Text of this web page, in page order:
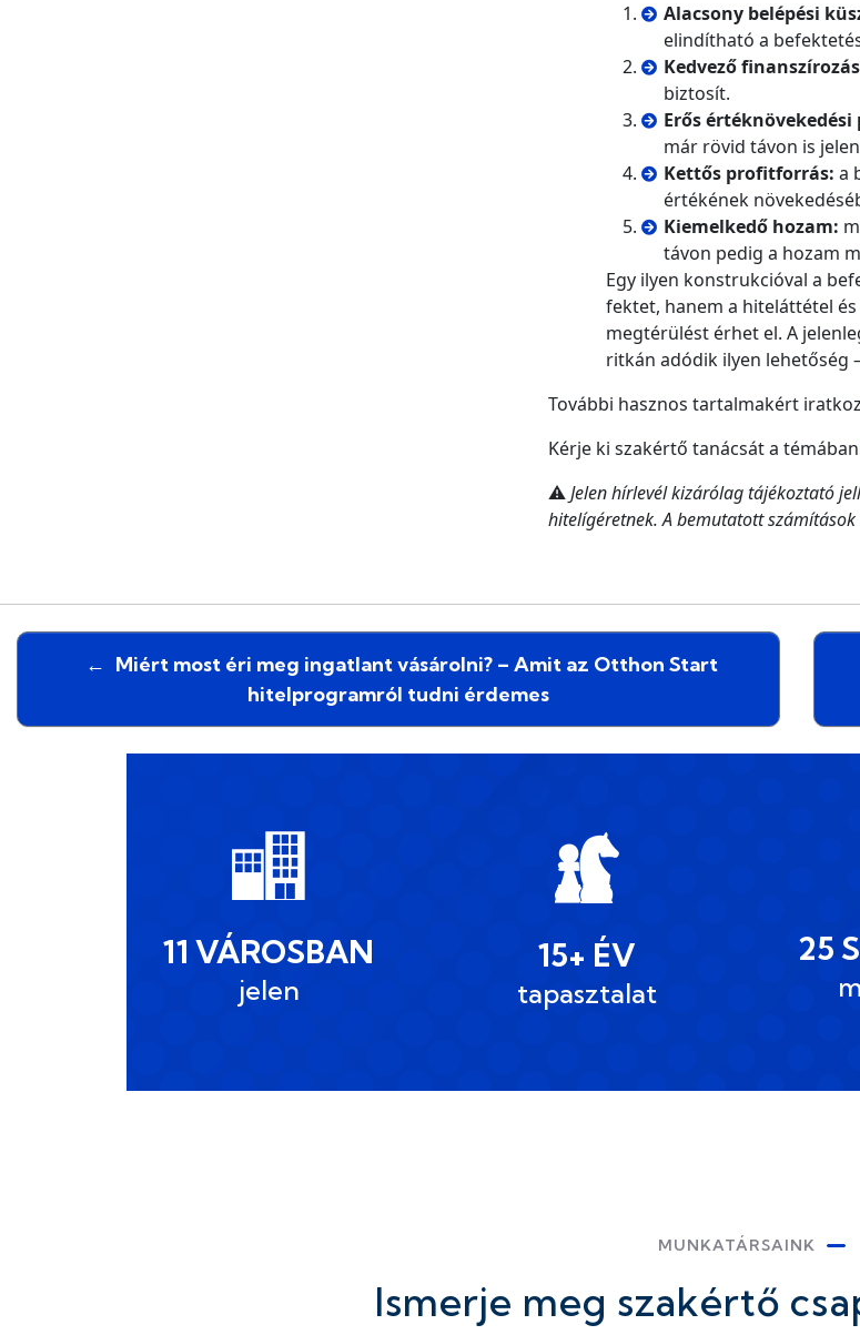
Alacsony belépési
elindítható a
Kedvező
biztosít.
Erős
már rövid távon is
Kettős profitforrás: a
értékének
Kiemelkedő hozam:
távon pedig a hozam
Egy ilyen konstrukcióval a
fektet, hanem a hiteláttétel
megtérülést érhet el. A
ritkán adódik ilyen lehetőség
További hasznos tartalmakért
Kérje ki szakértő tanácsát a
⚠️Jelen hírlevél kizárólag tájékoztató
hitelígéretnek. A bemutatott
← Miért most éri meg ingatlant vásárolni? – Amit az Otthon Start
hitelprogramról tudni érdemes
11 VÁROSBAN
jelen
15+ ÉV
tapasztalat
25
MUNKATÁRSAINK
Ismerje meg szakértő